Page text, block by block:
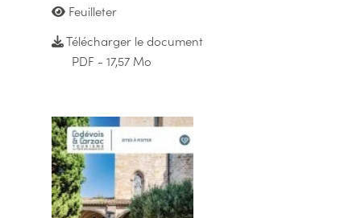
Feuilleter
Télécharger le document
PDF - 17,57 Mo